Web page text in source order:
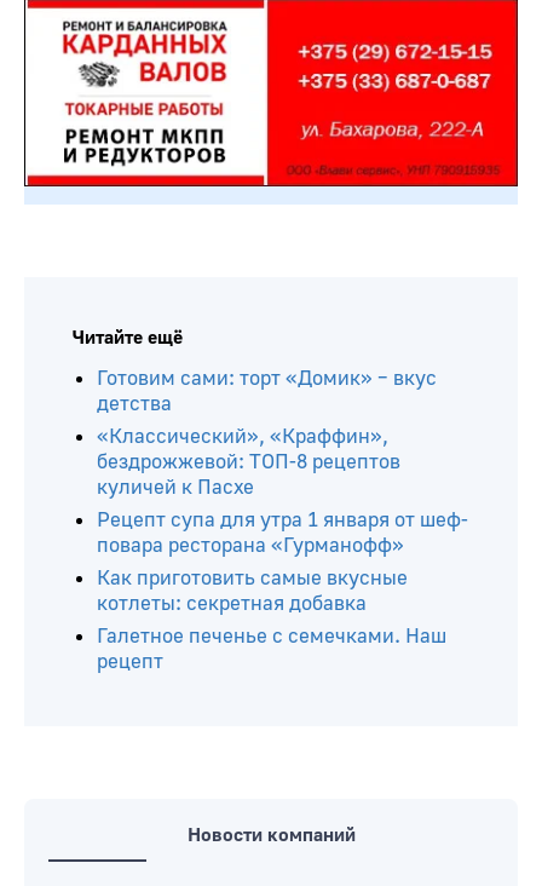
Читайте ещё
Готовим сами: торт «Домик» – вкус
детства
«Классический», «Краффин»,
бездрожжевой: ТОП-8 рецептов
куличей к Пасхе
Рецепт супа для утра 1 января от шеф-
повара ресторана «Гурманофф»
Как приготовить самые вкусные
котлеты: секретная добавка
Галетное печенье с семечками. Наш
рецепт
Новости компаний